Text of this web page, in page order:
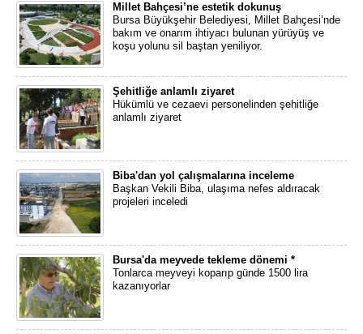
Millet Bahçesi’ne estetik dokunuş
Bursa Büyükşehir Belediyesi, Millet Bahçesi’nde
bakım ve onarım ihtiyacı bulunan yürüyüş ve
koşu yolunu sil baştan yeniliyor.
Şehitliğe anlamlı ziyaret
Hükümlü ve cezaevi personelinden şehitliğe
anlamlı ziyaret
Biba'dan yol çalışmalarına inceleme
Başkan Vekili Biba, ulaşıma nefes aldıracak
projeleri inceledi
Bursa'da meyvede tekleme dönemi *
Tonlarca meyveyi koparıp günde 1500 lira
kazanıyorlar